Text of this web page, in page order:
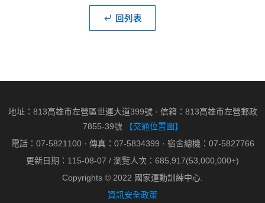
回列表
地址：813高雄市左營區世運大道399號 · 信箱：813高雄市左營郵政
7855-39號
【交通位置圖】
電話：07-5821100 · 傳真：07-5834399 · 宿舍總機：07-5827766
更新日期：115-08-07 / 瀏覽人次：685,917(53,000,000+)
Copyrights © 2022 國家運動訓練中心.
資訊安全政策